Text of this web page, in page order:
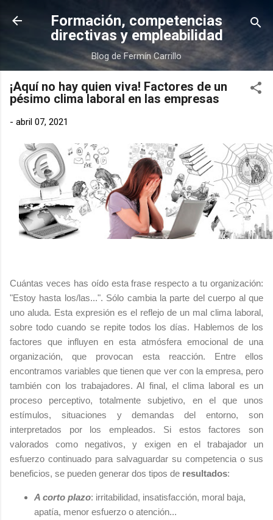
Ir al contenido principal
Formación, competencias
directivas y empleabilidad
Blog de Fermín Carrillo
¡Aquí no hay quien viva! Factores de un
pésimo clima laboral en las empresas
- abril 07, 2021
Cuántas veces has oído esta frase respecto a tu organización:
"Estoy hasta los/las...". Sólo cambia la parte del cuerpo al que
uno aluda. Esta expresión es el reflejo de un mal clima laboral,
sobre todo cuando se repite todos los días. Hablemos de los
factores que influyen en esta atmósfera emocional de una
organización, que provocan esta reacción. Entre ellos
encontramos variables que tienen que ver con la empresa, pero
también con los trabajadores. Al final, el clima laboral es un
proceso perceptivo, totalmente subjetivo, en el que unos
estímulos, situaciones y demandas del entorno, son
interpretados por los empleados. Si estos factores son
valorados como negativos, y exigen en el trabajador un
esfuerzo continuado para salvaguardar su competencia o sus
beneficios, se pueden generar dos tipos de resultados:
A corto plazo: irritabilidad, insatisfacción, moral baja,
apatía, menor esfuerzo o atención...